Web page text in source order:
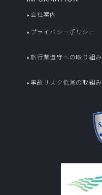
会社案内
プライバシーポリシー
旅行業遵守への取り組み
事故リスク低減の取組み